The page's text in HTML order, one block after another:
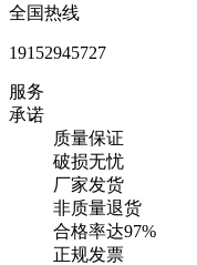
全国热线
19152945727
服务
承诺
质量保证
破损无忧
厂家发货
非质量退货
合格率达97%
正规发票